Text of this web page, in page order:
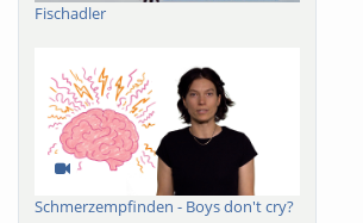
Fischadler
Schmerzempfinden - Boys don't cry?